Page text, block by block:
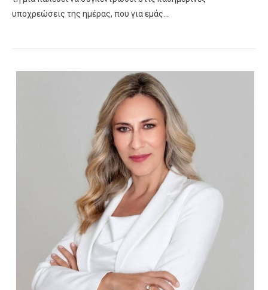
υποχρεώσεις της ημέρας, που για εμάς…